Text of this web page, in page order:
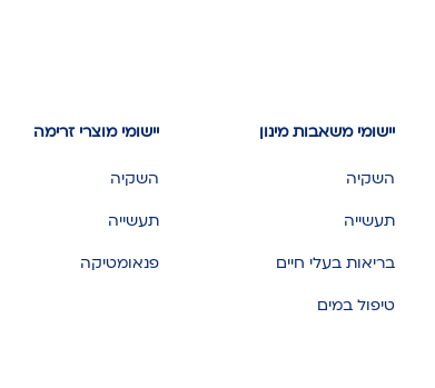
יישומי משאבות מינון
השקיה
תעשייה
בריאות בעלי חיים
טיפול במים
יישומי מוצרי זרימה
השקיה
תעשייה
פנאומטיקה